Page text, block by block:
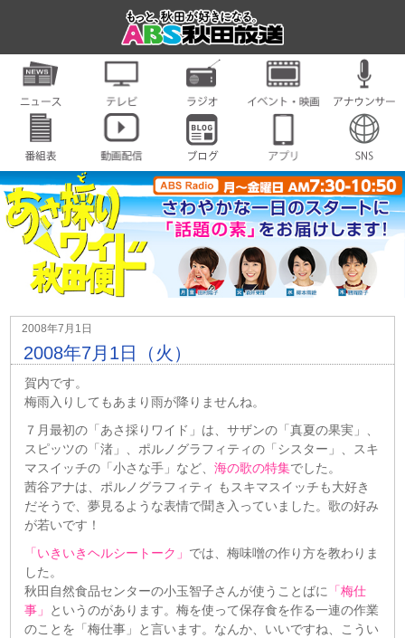
2008年7月1日
2008年7月1日（火）
賀内です。
梅雨入りしてもあまり雨が降りませんね。
７月最初の「あさ採りワイド」は、サザンの「真夏の果実」、
スピッツの「渚」、ポルノグラフィティの「シスター」、スキ
マスイッチの「小さな手」など、海の歌の特集でした。
茜谷アナは、ポルノグラフィティ もスキマスイッチも大好き
だそうで、夢見るような表情で聞き入っていました。歌の好み
が若いです！
「いきいきヘルシートーク」 では、梅味噌の作り方を教わりま
した。
秋田自然食品センターの小玉智子さんが使うことばに
「梅仕
事」
というのがあります。梅を使って保存食を作る一連の作業
のことを「梅仕事」と言います。なんか、いいですね、こうい